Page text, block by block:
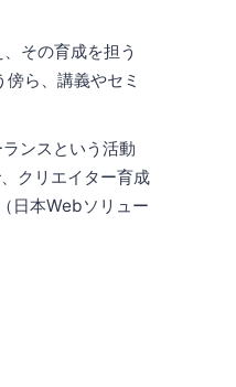
その育成を担う
ら、講義やセミ
ンスという活動
クリエイター育成
日本Webソリュー